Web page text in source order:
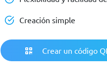
Creación simple
Crear un código